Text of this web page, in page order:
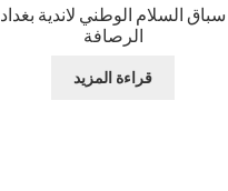
سباق السلام الوطني لاندية بغداد
الرصافة
قراءة المزيد